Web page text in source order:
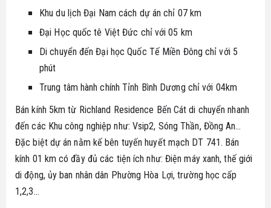
Khu du lịch Đại Nam cách dự án chỉ 07 km
Đại Học quốc tê Việt Đức chỉ với 05 km
Di chuyển đến Đại học Quốc Tế Miền Đông chỉ với 5
phút
Trung tâm hành chính Tỉnh Bình Dương chỉ với 04km
Bán kính 5km từ Richland Residence Bến Cát di chuyển nhanh
đến các Khu công nghiệp như: Vsip2, Sóng Thần, Đồng An…
Đặc biệt dự án nằm kế bên tuyến huyết mạch DT 741. Bán
kính 01 km có đầy đủ các tiện ích như: Điện máy xanh, thế giới
di động, ủy ban nhân dân Phường Hòa Lợi, trường học cấp
1,2,3…